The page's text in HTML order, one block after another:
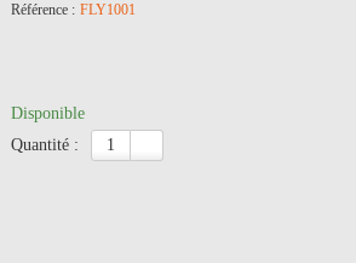
Référence : FLY1001
Disponible
quantité :